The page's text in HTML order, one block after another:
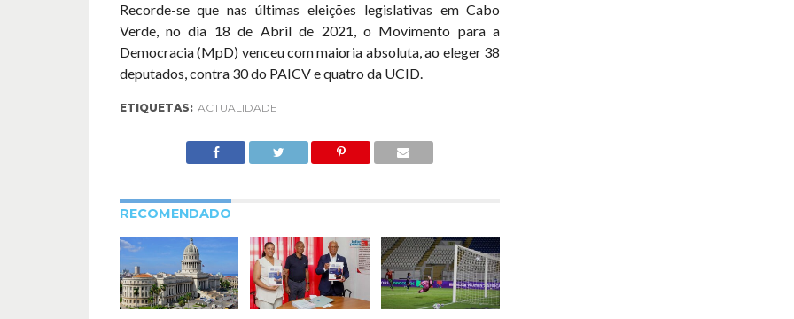
Recorde-se que nas últimas eleições legislativas em Cabo
Verde, no dia 18 de Abril de 2021, o Movimento para a
Democracia (MpD) venceu com maioria absoluta, ao eleger 38
deputados, contra 30 do PAICV e quatro da UCID.
ETIQUETAS: ACTUALIDADE
RECOMENDADO